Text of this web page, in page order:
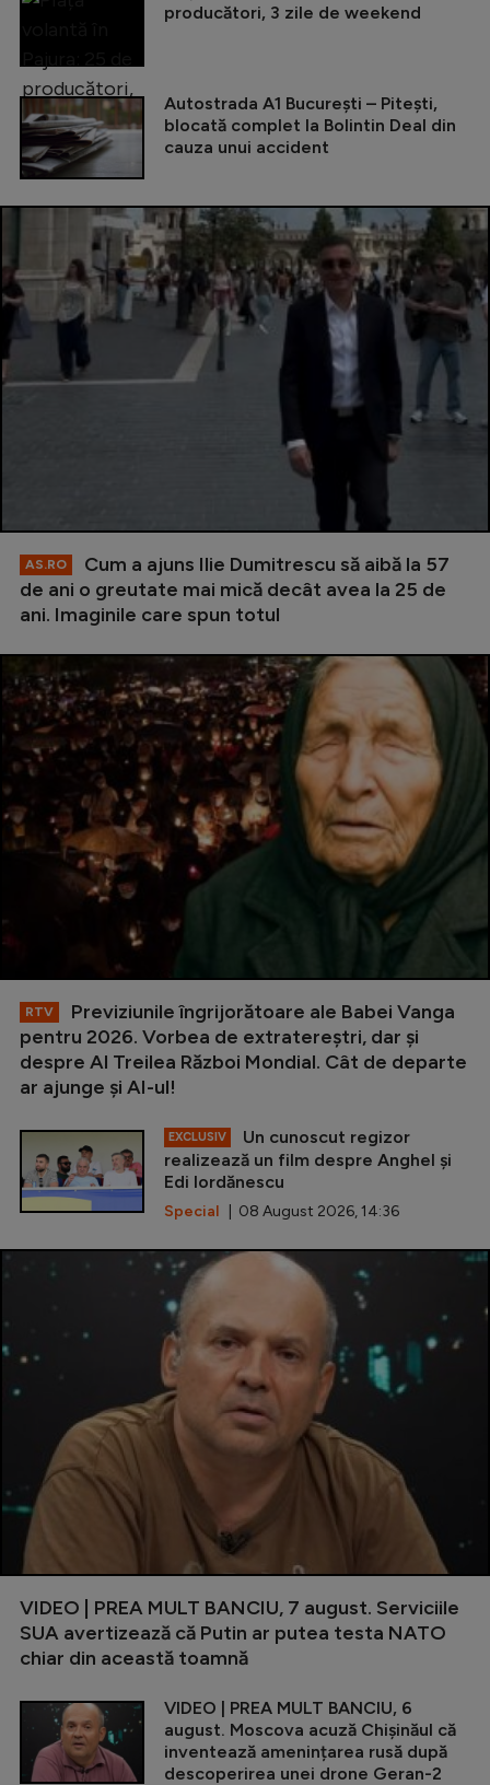
producători, 3 zile de weekend
Autostrada A1 București – Pitești,
blocată complet la Bolintin Deal din
cauza unui accident
AS.RO
Cum a ajuns Ilie Dumitrescu să aibă la 57
de ani o greutate mai mică decât avea la 25 de
ani. Imaginile care spun totul
RTV
Previziunile îngrijorătoare ale Babei Vanga
pentru 2026. Vorbea de extratereștri, dar și
despre Al Treilea Război Mondial. Cât de departe
ar ajunge și AI-ul!
EXCLUSIV
Un cunoscut regizor
realizează un film despre Anghel și
Edi Iordănescu
Special | 08 August 2026, 14:36
VIDEO | PREA MULT BANCIU, 7 august. Serviciile
SUA avertizează că Putin ar putea testa NATO
chiar din această toamnă
VIDEO | PREA MULT BANCIU, 6
august. Moscova acuză Chișinăul că
inventează amenințarea rusă după
descoperirea unei drone Geran-2